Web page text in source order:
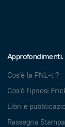
Approfondimenti.
Cos'è la PNL-t ?
Cos'è l'ipnosi
Libri e
Rassegna Stampa